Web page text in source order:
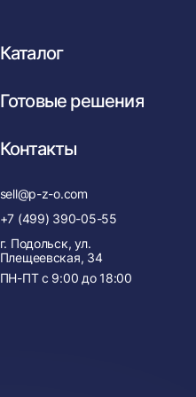
Каталог
Готовые решения
Контакты
sell@p-z-o.com
+7 (499) 390-05-55
г. Подольск, ул.
Плещеевская, 34
ПН-ПТ с 9:00 до 18:00